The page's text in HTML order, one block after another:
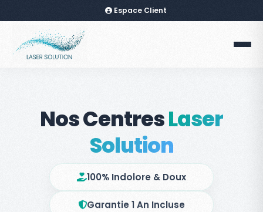
Espace Client
Nos CentresLaser
Solution
100% Indolore & Doux
Garantie 1 An Incluse